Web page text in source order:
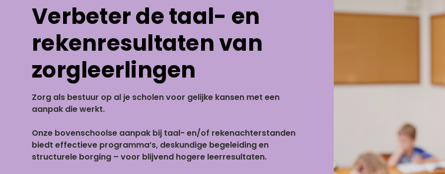
Verbeter de taal- en
rekenresultaten van
zorgleerlingen
Zorg als bestuur op al je scholen voor gelijke kansen met een
aanpak die werkt.
Onze bovenschoolse aanpak bij taal- en/of rekenachterstanden
biedt effectieve programma’s, deskundige begeleiding en
structurele borging – voor blijvend hogere leerresultaten.